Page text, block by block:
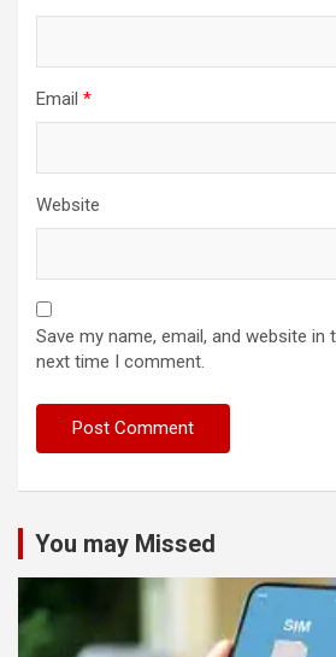
Email *
Website
Save my name, email, and website
next time I comment.
You may Missed